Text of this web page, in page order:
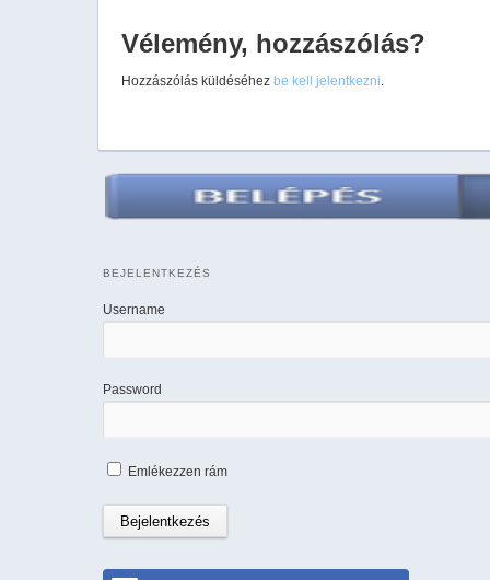
Vélemény, hozzászólás?
Hozzászólás küldéséhez be kell jelentkezni.
BEJELENTKEZÉS
Username
Password
Emlékezzen rám